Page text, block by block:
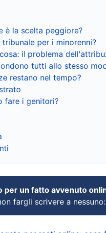
è la scelta peggiore?
per i minorenni?
il problema
tutti allo stesso
restano nel tempo?
fare i genitori?
per un fatto avvenuto
fargli scrivere a